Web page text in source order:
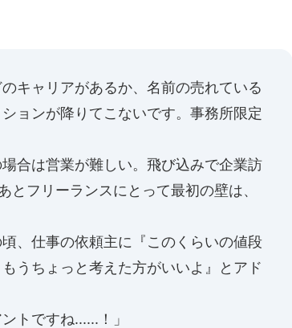
キャリアがあるか、名前の売れている
ョンが降りてこないです。事務所限定
合は営業が難しい。飛び込みで企業訪
フリーランスにとって最初の壁は、
、仕事の依頼主に『このくらいの値段
うちょっと考えた方がいいよ』とアド
トですね......！」